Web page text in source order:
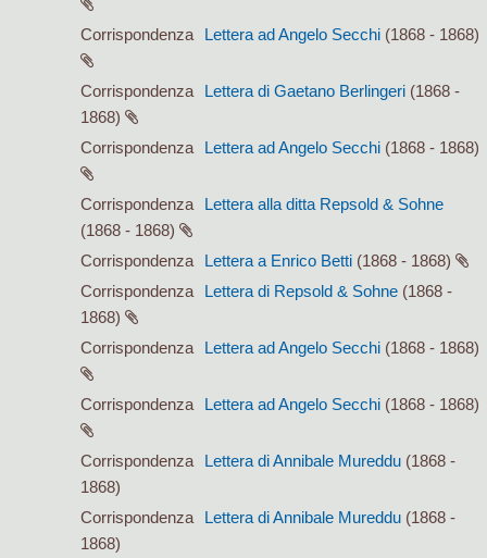
Corrispondenza Lettera ad Angelo Secchi (1868 - 1868)
Corrispondenza Lettera di Gaetano Berlingeri (1868 -
1868)
Corrispondenza
Lettera ad Angelo Secchi (1868 - 1868)
Corrispondenza
Lettera alla ditta Repsold & Sohne
(1868 - 1868)
Corrispondenza
Lettera a Enrico Betti (1868 - 1868)
Corrispondenza
Lettera di Repsold & Sohne (1868 -
1868)
Corrispondenza
Lettera ad Angelo Secchi (1868 - 1868)
Corrispondenza Lettera ad Angelo Secchi (1868 - 1868)
Corrispondenza Lettera di Annibale Mureddu (1868 -
1868)
Corrispondenza
Lettera di Annibale Mureddu (1868 -
1868)